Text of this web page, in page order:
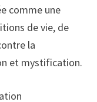
comme une
de vie, de
la
et mystification.